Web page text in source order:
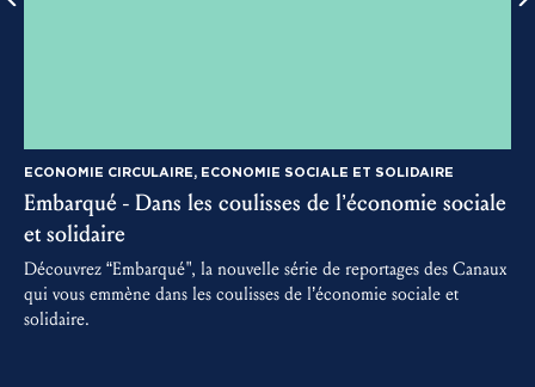
ECONOMIE CIRCULAIRE, ECONOMIE SOCIALE ET SOLIDAIRE
Embarqué - Dans les coulisses de l’économie sociale
et solidaire
Découvrez “Embarqué", la nouvelle série de reportages des Canaux
qui vous emmène dans les coulisses de l’économie sociale et
solidaire.